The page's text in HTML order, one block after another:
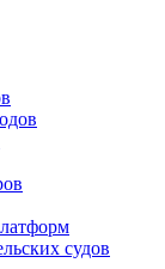
судов